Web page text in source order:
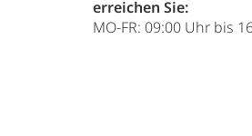
erreichen Sie:
MO-FR: 09:00 Uhr bis